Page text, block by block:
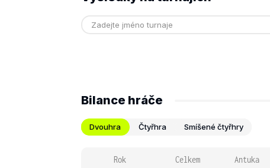
Bilance hráče
Dvouhra Čtyřhra Smíšené čtyřhry
Rok Celkem Antuka